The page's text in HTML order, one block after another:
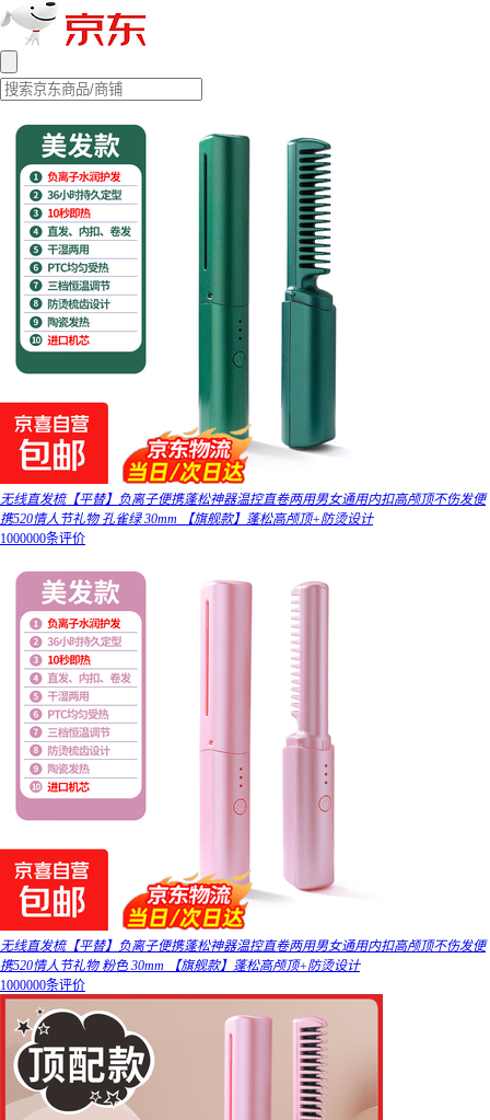
无线直发梳【平替】负离子便携蓬松神器温控直卷两用男女通用内扣高颅顶不伤发便
携520情人节礼物 孔雀绿 30mm 【旗舰款】蓬松高颅顶+防烫设计
1000000条评价
无线直发梳【平替】负离子便携蓬松神器温控直卷两用男女通用内扣高颅顶不伤发便
携520情人节礼物 粉色 30mm 【旗舰款】蓬松高颅顶+防烫设计
1000000条评价